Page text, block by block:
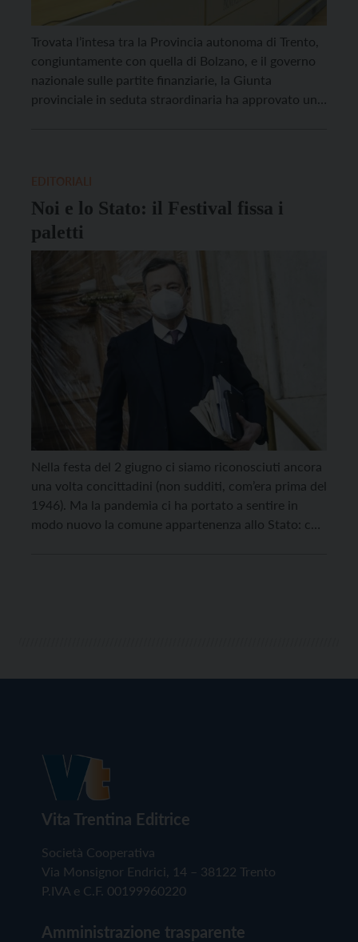
Trovata l’intesa tra la Provincia autonoma di Trento,
congiuntamente con quella di Bolzano, e il governo
nazionale sulle partite finanziarie, la Giunta
provinciale in seduta straordinaria ha approvato una
Noi e lo Stato: il Festival fissa i
paletti
Nella festa del 2 giugno ci siamo riconosciuti ancora
una volta concittadini (non sudditi, com’era prima del
1946). Ma la pandemia ci ha portato a sentire in
modo nuovo la comune appartenenza allo Stato: con
Vita Trentina Editrice
Società Cooperativa
Via Monsignor Endrici, 14 – 38122 Trento
P.IVA e C.F. 00199960220
Amministrazione trasparente